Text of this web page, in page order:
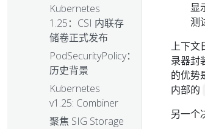
Kubernetes
1.25：CSI 内联存
储卷正式发布
PodSecurityPolicy：
历史背景
Kubernetes
v1.25: Combiner
聚焦 SIG Storage
显
测
上下文
录器封
的优势
内部的
另一个